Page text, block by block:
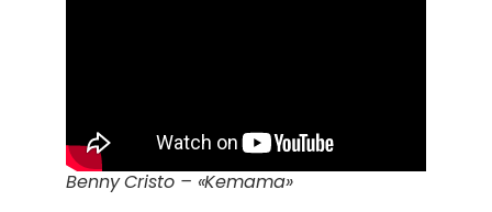
Benny Cristo – «Kemama»